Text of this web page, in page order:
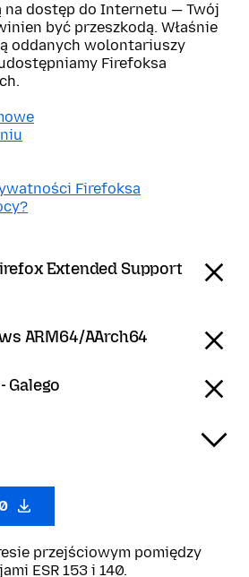
na dostęp do Internetu — Twój
być przeszkodą. Właśnie
oddanych wolontariuszy
Firefoksa
Firefoksa
Extended Support
ARM64/AArch64
Galego
przejściowym pomiędzy
ESR 153 i 140.